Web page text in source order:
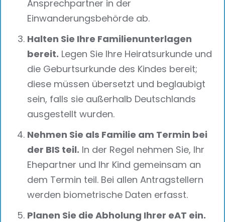
Ansprechpartner in der
Einwanderungsbehörde ab.
Halten Sie Ihre Familienunterlagen
bereit. Legen Sie Ihre Heiratsurkunde und
die Geburtsurkunde des Kindes bereit;
diese müssen übersetzt und beglaubigt
sein, falls sie außerhalb Deutschlands
ausgestellt wurden.
Nehmen Sie als Familie am Termin bei
der BIS teil. In der Regel nehmen Sie, Ihr
Ehepartner und Ihr Kind gemeinsam an
dem Termin teil. Bei allen Antragstellern
werden biometrische Daten erfasst.
Planen Sie die Abholung Ihrer eAT ein.